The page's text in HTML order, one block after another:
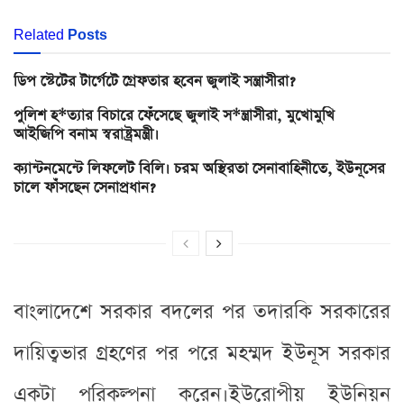
Related Posts
ডিপ স্টেটের টার্গেটে গ্রেফতার হবেন জুলাই সন্ত্রাসীরা?
পুলিশ হ*ত্যার বিচারে ফেঁসেছে জুলাই স*ন্ত্রাসীরা, মুখোমুখি
আইজিপি বনাম স্বরাষ্ট্রমন্ত্রী।
ক্যান্টনমেন্টে লিফলেট বিলি। চরম অস্থিরতা সেনাবাহিনীতে, ইউনূসের
চালে ফাঁসছেন সেনাপ্রধান?
বাংলাদেশে সরকার বদলের পর তদারকি সরকারের
দায়িত্বভার গ্রহণের পর পরে মহম্মদ ইউনূস সরকার
একটা পরিকল্পনা করেন।ইউরোপীয় ইউনিয়ন